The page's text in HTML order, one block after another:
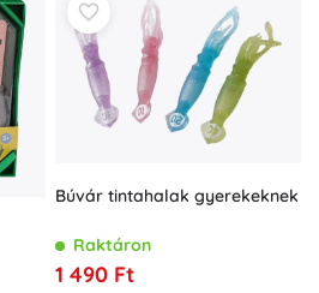
Búvár tintahalak gyerekeknek
Raktáron
1 490 Ft